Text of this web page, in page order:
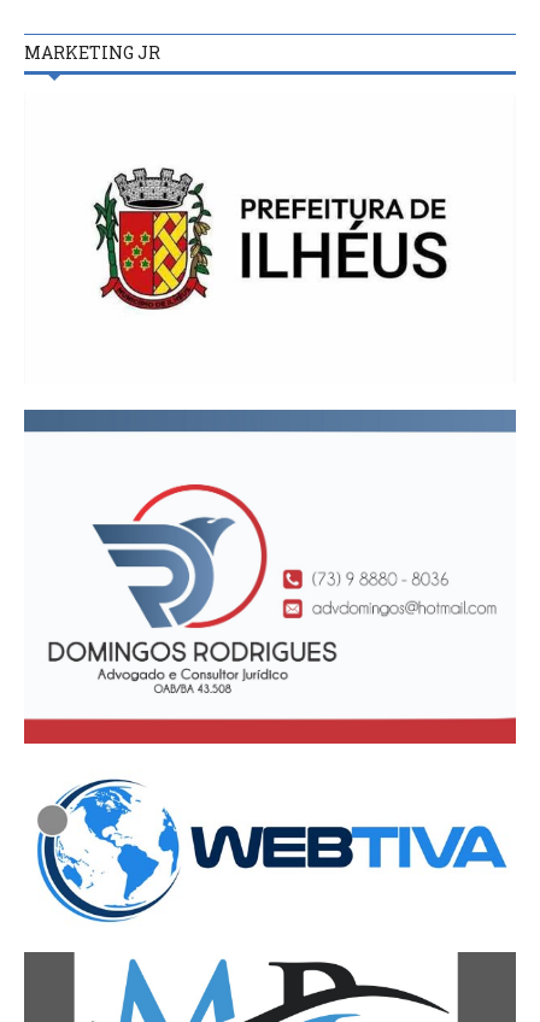
MARKETING JR